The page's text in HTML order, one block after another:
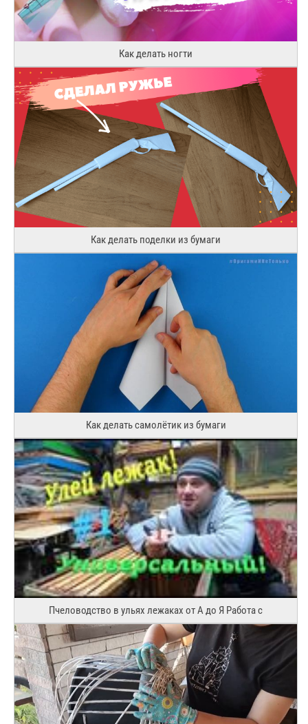
Как делать ногти
Как делать поделки из бумаги
Как делать самолётик из бумаги
Пчеловодство в ульях лежаках от А до Я Работа с